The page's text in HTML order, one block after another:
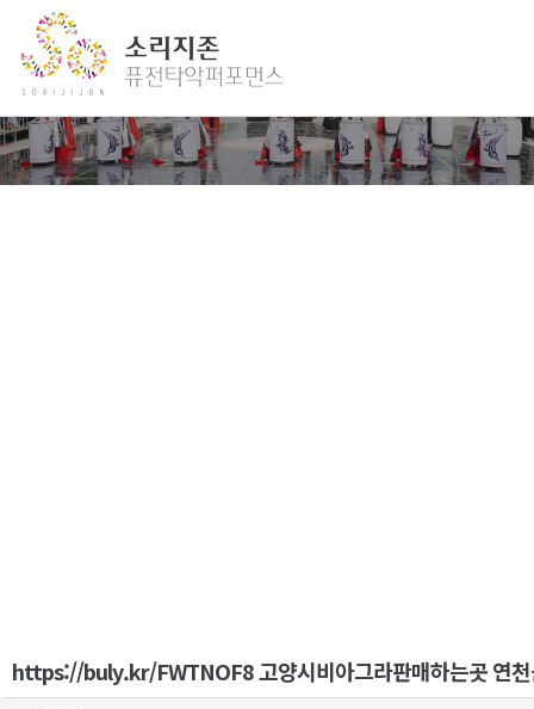
https://buly.kr/FWTNOF8 고양시비아그라판매하는곳 연